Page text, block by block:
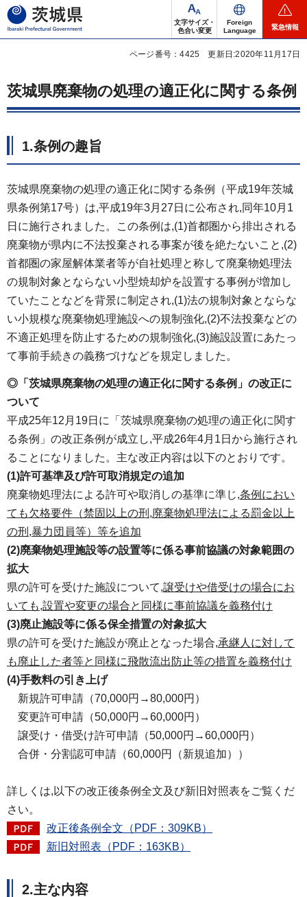
茨城県
文字サイズ・
色合い変更
Foreign
Language
緊急情報
ページ番号：4425 更新日:2020年11月17日
茨城県廃棄物の処理の適正化に関する条例
1.条例の趣旨
茨城県廃棄物の処理の適正化に関する条例（平成19年茨城
県条例第17号）は,平成19年3月27日に公布され,同年10月1
日に施行されました。この条例は,(1)首都圏から排出される
廃棄物が県内に不法投棄される事案が後を絶たないこと,(2)
首都圏の家屋解体業者等が自社処理と称して廃棄物処理法
の規制対象とならない小型焼却炉を設置する事例が増加し
ていたことなどを背景に制定され,(1)法の規制対象とならな
い小規模な廃棄物処理施設への規制強化,(2)不法投棄などの
不適正処理を防止するための規制強化,(3)施設設置にあたっ
て事前手続きの義務づけなどを規定しました。
◎「茨城県廃棄物の処理の適正化に関する条例」の改正に
ついて
平成25年12月19日に「茨城県廃棄物の処理の適正化に関す
る条例」の改正条例が成立し,平成26年4月1日から施行され
ることになりました。主な改正内容は以下のとおりです。
(1)許可基準及び許可取消規定の追加
廃棄物処理法による許可や取消しの基準に準じ,条例におい
ても欠格要件（禁固以上の刑,廃棄物処理法による罰金以上
の刑,暴力団員等）等を追加
(2)廃棄物処理施設等の設置等に係る事前協議の対象範囲の
拡大
県の許可を受けた施設について,譲受けや借受けの場合にお
いても,設置や変更の場合と同様に事前協議を義務付け
(3)廃止施設等に係る保全措置の対象拡大
県の許可を受けた施設が廃止となった場合,承継人に対して
も廃止した者等と同様に飛散流出防止等の措置を義務付け
(4)手数料の引き上げ
新規許可申請（70,000円→80,000円）
変更許可申請（50,000円→60,000円）
譲受け・借受け許可申請（50,000円→60,000円）
合併・分割認可申請（60,000円（新規追加））
詳しくは,以下の改正後条例全文及び新旧対照表をご覧くだ
さい。
改正後条例全文（PDF：309KB）
新旧対照表（PDF：163KB）
2.主な内容